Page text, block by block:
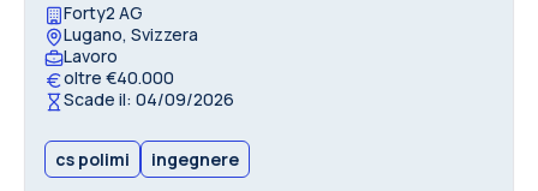
Forty2 AG
Lugano, Svizzera
Lavoro
oltre €40.000
Scade il: 04/09/2026
cs polimi ingegnere